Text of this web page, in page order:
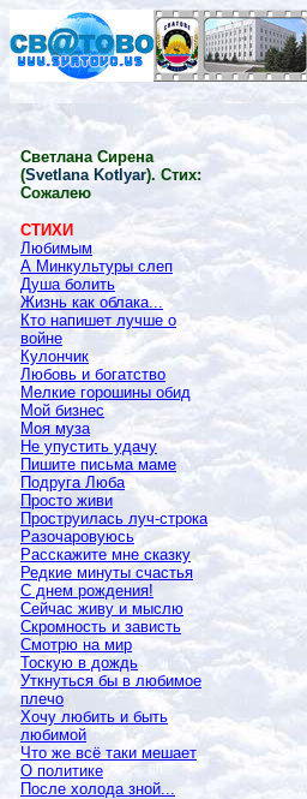
Светлана Сирена
(Svetlana Kotlyar). Стих:
Сожалею
СТИХИ
Любимым
А Минкультуры слеп
Душа болить
Жизнь как облака...
Кто напишет лучше о
войне
Кулончик
Любовь и богатство
Мелкие горошины обид
Мой бизнес
Моя муза
Не упустить удачу
Пишите письма маме
Подруга Люба
Просто живи
Проструилась луч-строка
Разочаровуюсь
Расскажите мне сказку
Редкие минуты счастья
С днем рождения!
Сейчас живу и мыслю
Скромность и зависть
Смотрю на мир
Тоскую в дождь
Уткнуться бы в любимое
плечо
Хочу любить и быть
любимой
Что же всё таки мешает
О политике
После холода зной...